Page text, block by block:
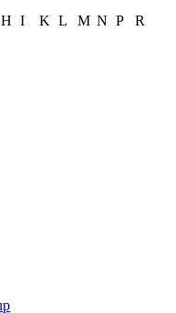
H I K L M N P
R